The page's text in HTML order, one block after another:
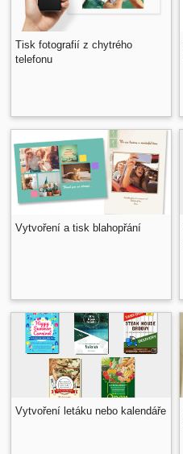
Tisk fotografií z chytrého
telefonu
Vytvoření a tisk blahopřání
Vytvoření letáku nebo kalendáře